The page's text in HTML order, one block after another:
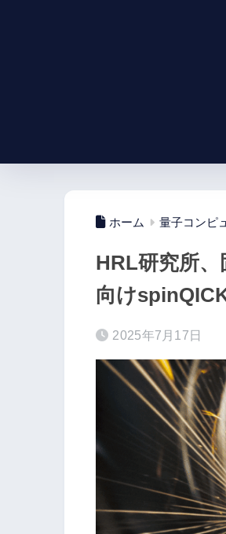
ホーム 量子コンピ
HRL研究所
向け
2025年7月17日